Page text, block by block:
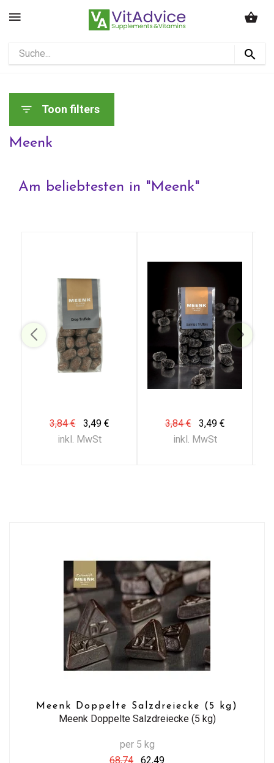
Toon filters
Meenk
Am beliebtesten in "Meenk"
3,84 €
3,49 €
inkl. MwSt
3,84 €
3,49 €
inkl. MwSt
Meenk Doppelte Salzdreiecke (5 kg)
Meenk Doppelte Salzdreiecke (5 kg)
per 5 kg
68,74
62,49